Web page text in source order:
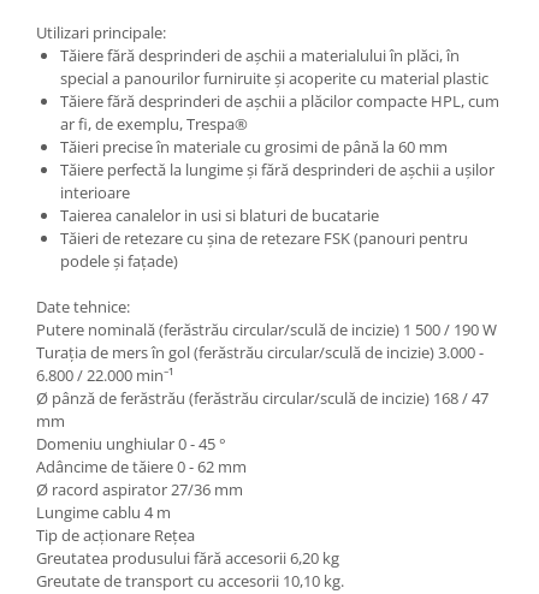
Utilizari principale:
Tăiere fără desprinderi de aşchii a materialului în plăci, în
special a panourilor furniruite şi acoperite cu material plastic
Tăiere fără desprinderi de aşchii a plăcilor compacte HPL, cum
ar fi, de exemplu, Trespa®
Tăieri precise în materiale cu grosimi de până la 60 mm
Tăiere perfectă la lungime şi fără desprinderi de aşchii a uşilor
interioare
Taierea canalelor in usi si blaturi de bucatarie
Tăieri de retezare cu şina de retezare FSK (panouri pentru
podele şi faţade)
Date tehnice:
Putere nominală (ferăstrău circular/sculă de incizie) 1 500 / 190 W
Turaţia de mers în gol (ferăstrău circular/sculă de incizie) 3.000 -
6.800 / 22.000 min⁻¹
Ø pânză de ferăstrău (ferăstrău circular/sculă de incizie) 168 / 47
mm
Domeniu unghiular 0 - 45 °
Adâncime de tăiere 0 - 62 mm
Ø racord aspirator 27/36 mm
Lungime cablu 4 m
Tip de acţionare Reţea
Greutatea produsului fără accesorii 6,20 kg
Greutate de transport cu accesorii 10,10 kg.